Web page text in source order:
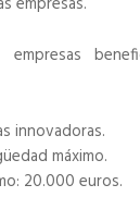
innovadoras.
máximo.
20.000 euros.